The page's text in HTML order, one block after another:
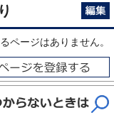
ページはありません。